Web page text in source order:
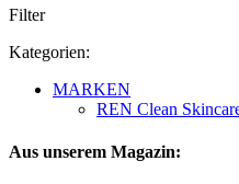
Filter
Kategorien:
MARKEN
REN Clean
Aus unserem Magazin: